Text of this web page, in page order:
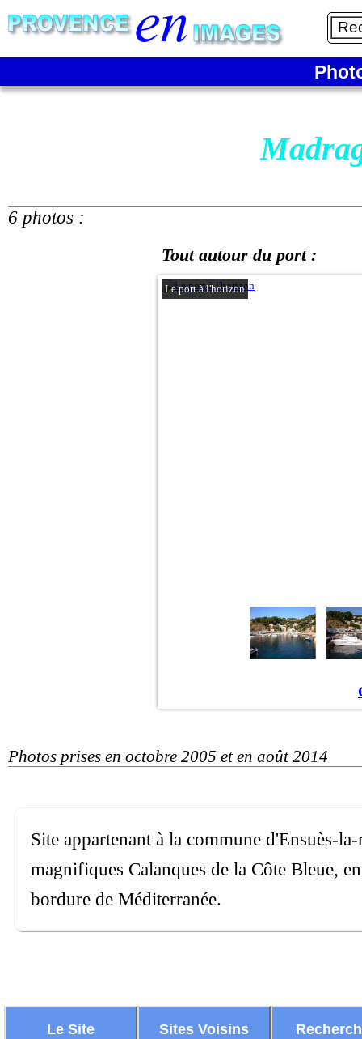
6 photos :
Tout autour du port :
Le port à l'horizon
Photos prises en octobre 2005 et en août 2014
Site appartenant à la commune d'Ensuès-
magnifiques Calanques de la Côte Bleue,
bordure de Méditerranée.
Le Site Sites Voisins